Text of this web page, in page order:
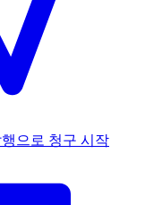
으로 청구 시작